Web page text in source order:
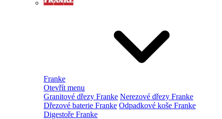
Franke
Otevřít menu
Granitové dřezy Franke Nerezové dřezy Franke
Dřezové baterie Franke Odpadkové koše Franke
Digestoře Franke